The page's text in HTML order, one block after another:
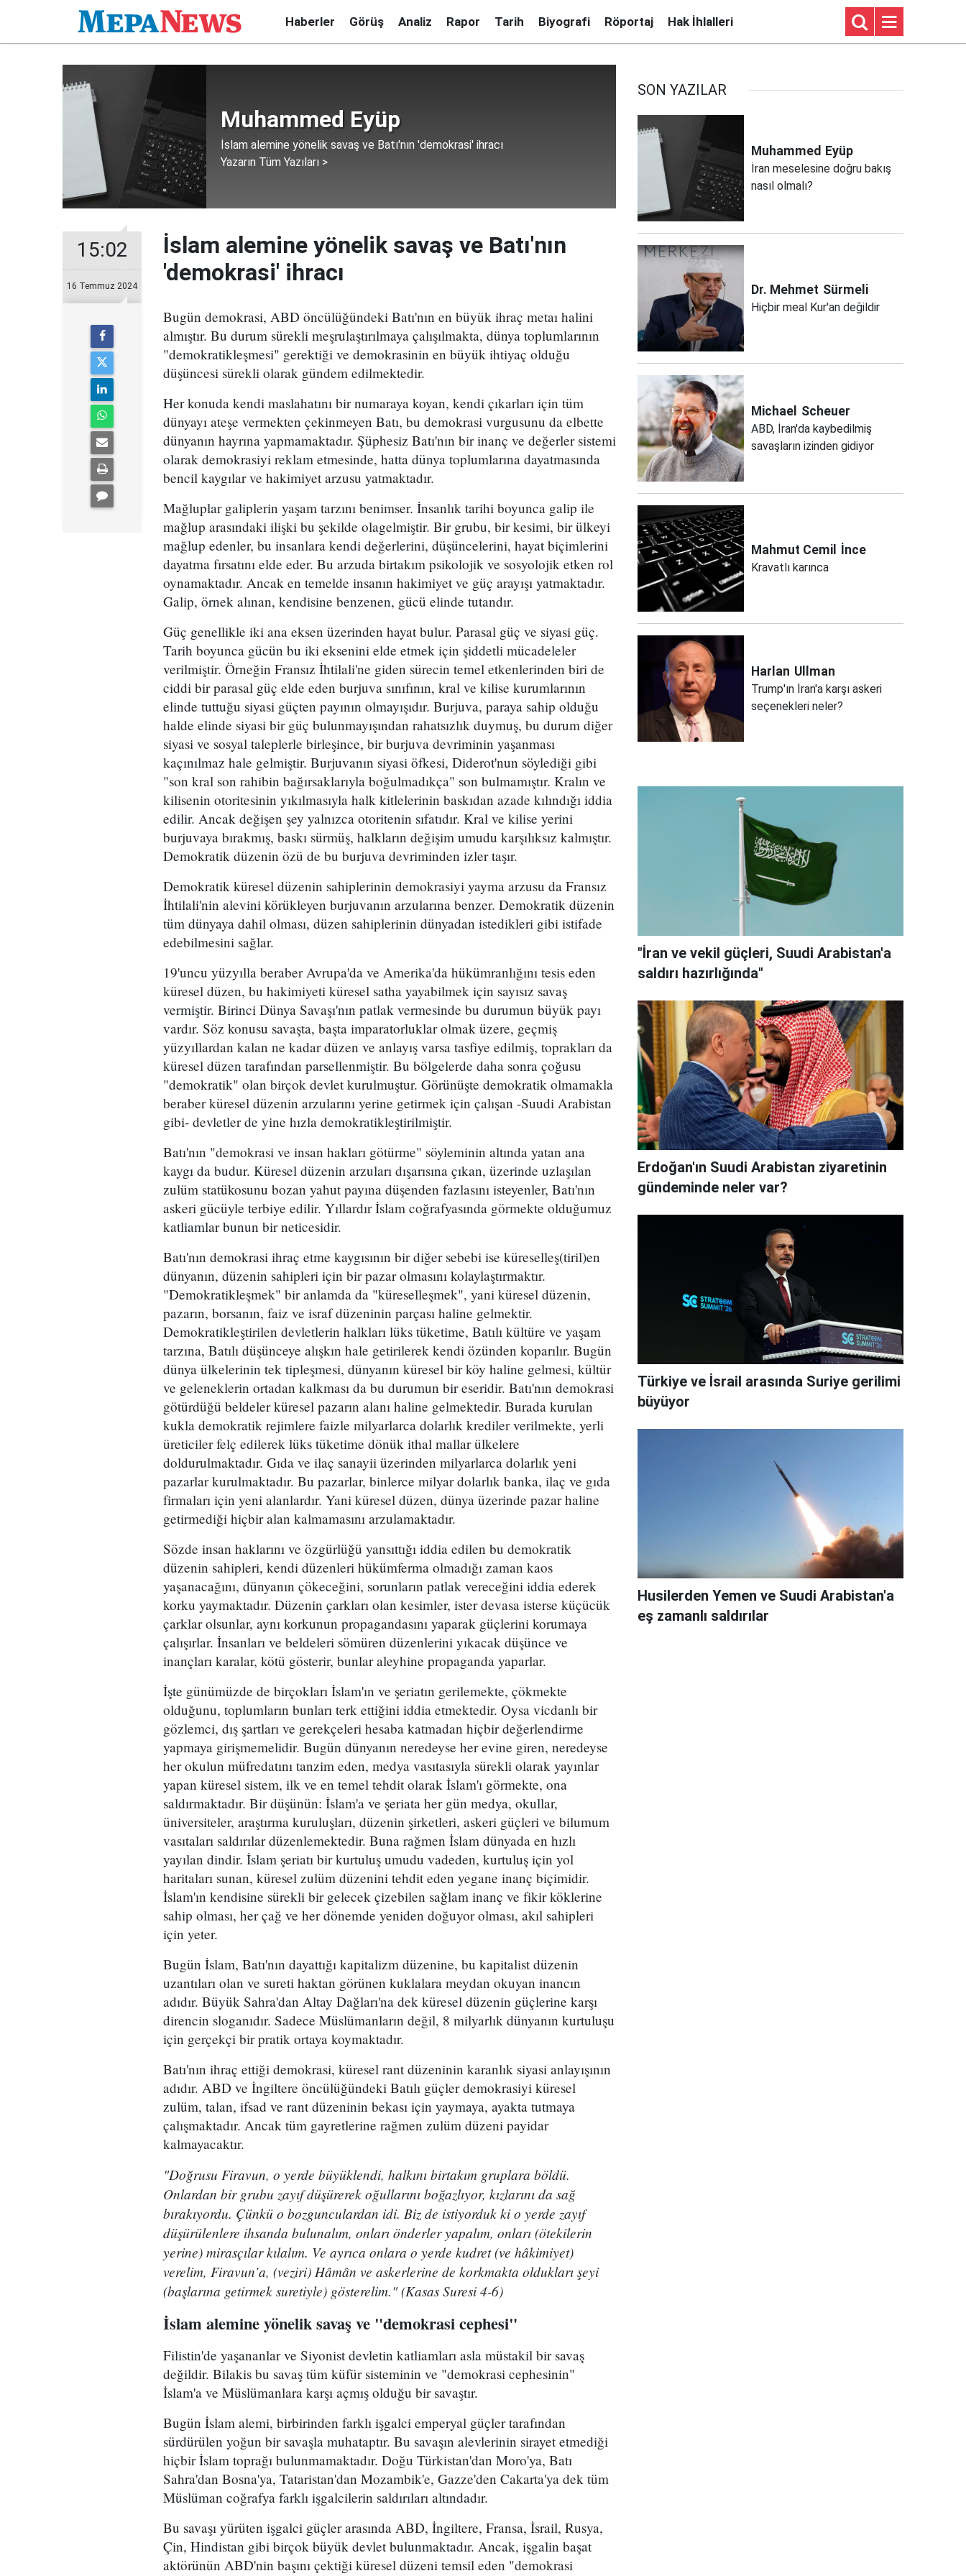
Haberler Görüş Analiz Rapor Tarih Biyografi Röportaj Hak İhlalleri
Muhammed Eyüp
İslam alemine yönelik savaş ve Batı'nın 'demokrasi' ihracı
Yazarın Tüm Yazıları >
15:02
16 Temmuz 2024
İslam alemine yönelik savaş ve Batı'nın
'demokrasi' ihracı
Bugün demokrasi, ABD öncülüğündeki Batı'nın en büyük ihraç metaı halini
almıştır. Bu durum sürekli meşrulaştırılmaya çalışılmakta, dünya toplumlarının
"demokratikleşmesi" gerektiği ve demokrasinin en büyük ihtiyaç olduğu
düşüncesi sürekli olarak gündem edilmektedir.
Her konuda kendi maslahatını bir numaraya koyan, kendi çıkarları için tüm
dünyayı ateşe vermekten çekinmeyen Batı, bu demokrasi vurgusunu da elbette
dünyanın hayrına yapmamaktadır. Şüphesiz Batı'nın bir inanç ve değerler sistemi
olarak demokrasiyi reklam etmesinde, hatta dünya toplumlarına dayatmasında
bencil kaygılar ve hakimiyet arzusu yatmaktadır.
Mağluplar galiplerin yaşam tarzını benimser. İnsanlık tarihi boyunca galip ile
mağlup arasındaki ilişki bu şekilde olagelmiştir. Bir grubu, bir kesimi, bir ülkeyi
mağlup edenler, bu insanlara kendi değerlerini, düşüncelerini, hayat biçimlerini
dayatma fırsatını elde eder. Bu arzuda birtakım psikolojik ve sosyolojik etken rol
oynamaktadır. Ancak en temelde insanın hakimiyet ve güç arayışı yatmaktadır.
Galip, örnek alınan, kendisine benzenen, gücü elinde tutandır.
Güç genellikle iki ana eksen üzerinden hayat bulur. Parasal güç ve siyasi güç.
Tarih boyunca gücün bu iki eksenini elde etmek için şiddetli mücadeleler
verilmiştir. Örneğin Fransız İhtilali'ne giden sürecin temel etkenlerinden biri de
ciddi bir parasal güç elde eden burjuva sınıfının, kral ve kilise kurumlarının
elinde tuttuğu siyasi güçten payının olmayışıdır. Burjuva, paraya sahip olduğu
halde elinde siyasi bir güç bulunmayışından rahatsızlık duymuş, bu durum diğer
siyasi ve sosyal taleplerle birleşince, bir burjuva devriminin yaşanması
kaçınılmaz hale gelmiştir. Burjuvanın siyasi öfkesi, Diderot'nun söylediği gibi
"son kral son rahibin bağırsaklarıyla boğulmadıkça" son bulmamıştır. Kralın ve
kilisenin otoritesinin yıkılmasıyla halk kitlelerinin baskıdan azade kılındığı iddia
edilir. Ancak değişen şey yalnızca otoritenin sıfatıdır. Kral ve kilise yerini
burjuvaya bırakmış, baskı sürmüş, halkların değişim umudu karşılıksız kalmıştır.
Demokratik düzenin özü de bu burjuva devriminden izler taşır.
Demokratik küresel düzenin sahiplerinin demokrasiyi yayma arzusu da Fransız
İhtilali'nin alevini körükleyen burjuvanın arzularına benzer. Demokratik düzenin
tüm dünyaya dahil olması, düzen sahiplerinin dünyadan istedikleri gibi istifade
edebilmesini sağlar.
19'uncu yüzyılla beraber Avrupa'da ve Amerika'da hükümranlığını tesis eden
küresel düzen, bu hakimiyeti küresel satha yayabilmek için sayısız savaş
vermiştir. Birinci Dünya Savaşı'nın patlak vermesinde bu durumun büyük payı
vardır. Söz konusu savaşta, başta imparatorluklar olmak üzere, geçmiş
yüzyıllardan kalan ne kadar düzen ve anlayış varsa tasfiye edilmiş, toprakları da
küresel düzen tarafından parsellenmiştir. Bu bölgelerde daha sonra çoğusu
"demokratik" olan birçok devlet kurulmuştur. Görünüşte demokratik olmamakla
beraber küresel düzenin arzularını yerine getirmek için çalışan -Suudi Arabistan
gibi- devletler de yine hızla demokratikleştirilmiştir.
Batı'nın "demokrasi ve insan hakları götürme" söyleminin altında yatan ana
kaygı da budur. Küresel düzenin arzuları dışarısına çıkan, üzerinde uzlaşılan
zulüm statükosunu bozan yahut payına düşenden fazlasını isteyenler, Batı'nın
askeri gücüyle terbiye edilir. Yıllardır İslam coğrafyasında görmekte olduğumuz
katliamlar bunun bir neticesidir.
Batı'nın demokrasi ihraç etme kaygısının bir diğer sebebi ise küreselleş(tiril)en
dünyanın, düzenin sahipleri için bir pazar olmasını kolaylaştırmaktır.
"Demokratikleşmek" bir anlamda da "küreselleşmek", yani küresel düzenin,
pazarın, borsanın, faiz ve israf düzeninin parçası haline gelmektir.
Demokratikleştirilen devletlerin halkları lüks tüketime, Batılı kültüre ve yaşam
tarzına, Batılı düşünceye alışkın hale getirilerek kendi özünden koparılır. Bugün
dünya ülkelerinin tek tipleşmesi, dünyanın küresel bir köy haline gelmesi, kültür
ve geleneklerin ortadan kalkması da bu durumun bir eseridir. Batı'nın demokrasi
götürdüğü beldeler küresel pazarın alanı haline gelmektedir. Burada kurulan
kukla demokratik rejimlere faizle milyarlarca dolarlık krediler verilmekte, yerli
üreticiler felç edilerek lüks tüketime dönük ithal mallar ülkelere
doldurulmaktadır. Gıda ve ilaç sanayii üzerinden milyarlarca dolarlık yeni
pazarlar kurulmaktadır. Bu pazarlar, binlerce milyar dolarlık banka, ilaç ve gıda
firmaları için yeni alanlardır. Yani küresel düzen, dünya üzerinde pazar haline
getirmediği hiçbir alan kalmamasını arzulamaktadır.
Sözde insan haklarını ve özgürlüğü yansıttığı iddia edilen bu demokratik
düzenin sahipleri, kendi düzenleri hükümferma olmadığı zaman kaos
yaşanacağını, dünyanın çökeceğini, sorunların patlak vereceğini iddia ederek
korku yaymaktadır. Düzenin çarkları olan kesimler, ister devasa isterse küçücük
çarklar olsunlar, aynı korkunun propagandasını yaparak güçlerini korumaya
çalışırlar. İnsanları ve beldeleri sömüren düzenlerini yıkacak düşünce ve
inançları karalar, kötü gösterir, bunlar aleyhine propaganda yaparlar.
İşte günümüzde de birçokları İslam'ın ve şeriatın gerilemekte, çökmekte
olduğunu, toplumların bunları terk ettiğini iddia etmektedir. Oysa vicdanlı bir
gözlemci, dış şartları ve gerekçeleri hesaba katmadan hiçbir değerlendirme
yapmaya girişmemelidir. Bugün dünyanın neredeyse her evine giren, neredeyse
her okulun müfredatını tanzim eden, medya vasıtasıyla sürekli olarak yayınlar
yapan küresel sistem, ilk ve en temel tehdit olarak İslam'ı görmekte, ona
saldırmaktadır. Bir düşünün: İslam'a ve şeriata her gün medya, okullar,
üniversiteler, araştırma kuruluşları, düzenin şirketleri, askeri güçleri ve bilumum
vasıtaları saldırılar düzenlemektedir. Buna rağmen İslam dünyada en hızlı
yayılan dindir. İslam şeriatı bir kurtuluş umudu vadeden, kurtuluş için yol
haritaları sunan, küresel zulüm düzenini tehdit eden yegane inanç biçimidir.
İslam'ın kendisine sürekli bir gelecek çizebilen sağlam inanç ve fikir köklerine
sahip olması, her çağ ve her dönemde yeniden doğuyor olması, akıl sahipleri
için yeter.
Bugün İslam, Batı'nın dayattığı kapitalizm düzenine, bu kapitalist düzenin
uzantıları olan ve sureti haktan görünen kuklalara meydan okuyan inancın
adıdır. Büyük Sahra'dan Altay Dağları'na dek küresel düzenin güçlerine karşı
direncin sloganıdır. Sadece Müslümanların değil, 8 milyarlık dünyanın kurtuluşu
için gerçekçi bir pratik ortaya koymaktadır.
Batı'nın ihraç ettiği demokrasi, küresel rant düzeninin karanlık siyasi anlayışının
adıdır. ABD ve İngiltere öncülüğündeki Batılı güçler demokrasiyi küresel
zulüm, talan, ifsad ve rant düzeninin bekası için yaymaya, ayakta tutmaya
çalışmaktadır. Ancak tüm gayretlerine rağmen zulüm düzeni payidar
kalmayacaktır.
"Doğrusu Firavun, o yerde büyüklendi, halkını birtakım gruplara böldü.
Onlardan bir grubu zayıf düşürerek oğullarını boğazlıyor, kızlarını da sağ
bırakıyordu. Çünkü o bozgunculardan idi. Biz de istiyorduk ki o yerde zayıf
düşürülenlere ihsanda bulunalım, onları önderler yapalım, onları (ötekilerin
yerine) mirasçılar kılalım. Ve ayrıca onlara o yerde kudret (ve hâkimiyet)
verelim, Firavun’a, (veziri) Hâmân ve askerlerine de korkmakta oldukları şeyi
(başlarına getirmek suretiyle) gösterelim." (Kasas Suresi 4-6)
İslam alemine yönelik savaş ve "demokrasi cephesi"
Filistin'de yaşananlar ve Siyonist devletin katliamları asla müstakil bir savaş
değildir. Bilakis bu savaş tüm küfür sisteminin ve "demokrasi cephesinin"
İslam'a ve Müslümanlara karşı açmış olduğu bir savaştır.
Bugün İslam alemi, birbirinden farklı işgalci emperyal güçler tarafından
sürdürülen yoğun bir savaşla muhataptır. Bu savaşın alevlerinin sirayet etmediği
hiçbir İslam toprağı bulunmamaktadır. Doğu Türkistan'dan Moro'ya, Batı
Sahra'dan Bosna'ya, Tataristan'dan Mozambik'e, Gazze'den Cakarta'ya dek tüm
Müslüman coğrafya farklı işgalcilerin saldırıları altındadır.
Bu savaşı yürüten işgalci güçler arasında ABD, İngiltere, Fransa, İsrail, Rusya,
Çin, Hindistan gibi birçok büyük devlet bulunmaktadır. Ancak, işgalin başat
aktörünün ABD'nin başını çektiği küresel düzeni temsil eden "demokrasi
SON YAZILAR
Muhammed Eyüp
İran meselesine doğru bakış
nasıl olmalı?
Dr. Mehmet Sürmeli
Hiçbir meal Kur'an değildir
Michael Scheuer
ABD, İran'da kaybedilmiş
savaşların izinden gidiyor
Mahmut Cemil İnce
Kravatlı karınca
Harlan Ullman
Trump'ın İran'a karşı askeri
seçenekleri neler?
"İran ve vekil güçleri, Suudi Arabistan'a
saldırı hazırlığında"
Erdoğan'ın Suudi Arabistan ziyaretinin
gündeminde neler var?
Türkiye ve İsrail arasında Suriye gerilimi
büyüyor
Husilerden Yemen ve Suudi Arabistan'a
eş zamanlı saldırılar